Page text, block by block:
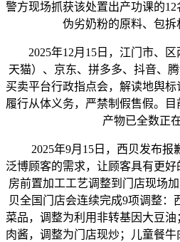
警方现场抓获该处置出产功课的
伪劣奶粉的原料、包拆
2025年12月15日，江门市、区
天猫）、京东、拼多多、抖音、
买卖平台行政指点会，解读地舆
履行从体义务，严禁制假售假。
产物已全数正
2025年9月15日，西贝发布报
泛博顾客的需求，让顾客具有更
房前置加工工艺调整到门店现场
贝全国门店会连续完成9项调整：
菜品，调整为利用非转基因大豆
肉酱，调整为门店现炒；儿童餐